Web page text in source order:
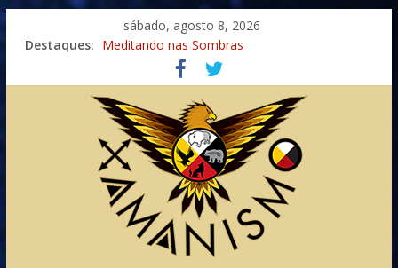
sábado, agosto 8, 2026
Destaques: Meditando nas Sombras
Autosuficiência: A Jornada do Espírito Ancestral
Xamanismo Universal
Totens – Caminho Espiritual – Crescimento
Imaginação na Cura